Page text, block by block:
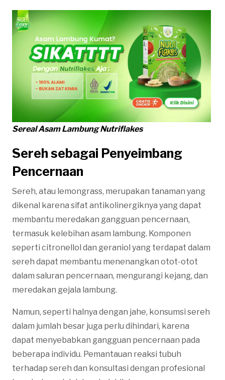
Sereal Asam Lambung Nutriflakes
Sereh sebagai Penyeimbang
Pencernaan
Sereh, atau lemongrass, merupakan tanaman yang
dikenal karena sifat antikolinergiknya yang dapat
membantu meredakan gangguan pencernaan,
termasuk kelebihan asam lambung. Komponen
seperti citronellol dan geraniol yang terdapat dalam
sereh dapat membantu menenangkan otot-otot
dalam saluran pencernaan, mengurangi kejang, dan
meredakan gejala lambung.
Namun, seperti halnya dengan jahe, konsumsi sereh
dalam jumlah besar juga perlu dihindari, karena
dapat menyebabkan gangguan pencernaan pada
beberapa individu. Pemantauan reaksi tubuh
terhadap sereh dan konsultasi dengan profesional